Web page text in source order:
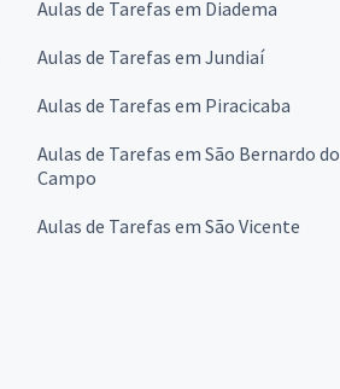
Aulas de Tarefas em Diadema
Aulas de Tarefas em Jundiaí
Aulas de Tarefas em Piracicaba
Aulas de Tarefas em São Bernardo do
Campo
Aulas de Tarefas em São Vicente